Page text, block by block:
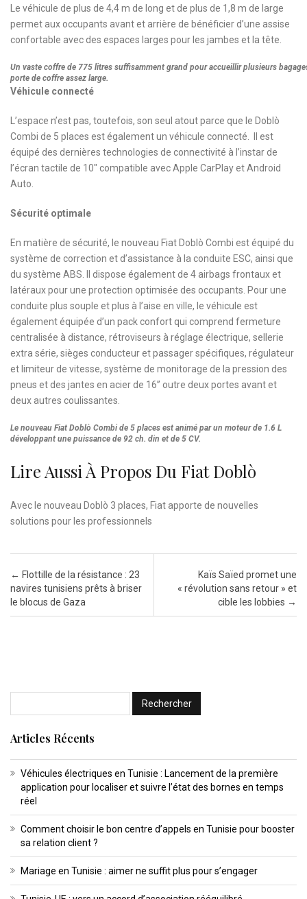
Le véhicule de plus de 4,4 m de long et de plus de 1,8 m de large
permet aux occupants avant et arrière de bénéficier d’une assise
confortable avec des espaces larges pour les jambes et la tête.
Un vaste coffre de 775 litres suffisamment grand pour accueillir plusieurs
porte de coffre assez large.
Véhicule connecté
L’espace n’est pas, toutefois, son seul atout parce que le Doblò
Combi de 5 places est également un véhicule connecté. Il est
équipé des dernières technologies de connectivité à l’instar de
l’écran tactile de 10″ compatible avec Apple CarPlay et Android
Auto.
Sécurité optimale
En matière de sécurité, le nouveau Fiat Doblò Combi est équipé du
système de correction et d’assistance à la conduite ESC, ainsi que
du système ABS. Il dispose également de 4 airbags frontaux et
latéraux pour une protection optimisée des occupants. Pour une
conduite plus souple et plus à l’aise en ville, le véhicule est
également équipée d’un pack confort qui comprend fermeture
centralisée à distance, rétroviseurs à réglage électrique, sellerie
extra série, sièges conducteur et passager spécifiques, régulateur
et limiteur de vitesse, système de monitorage de la pression des
pneus et des jantes en acier de 16’’ outre deux portes avant et
deux autres coulissantes.
Le nouveau Fiat Doblò Combi de 5 places est animé par un moteur de 1.6 L
développant une puissance de 92 ch. din et de 5 CV.
Lire Aussi À Propos Du Fiat Doblò
Avec le nouveau Doblò 3 places, Fiat apporte de nouvelles
solutions pour les professionnels
Post navigation
← Flottille de la résistance : 23
navires tunisiens prêts à briser
le blocus de Gaza
Kaïs Saïed promet une
« révolution sans retour » et
cible les lobbies →
Articles Récents
Véhicules électriques en Tunisie : Lancement de la première
application pour localiser et suivre l’état des bornes en temps
réel
Comment choisir le bon centre d’appels en Tunisie pour booster
sa relation client ?
Mariage en Tunisie : aimer ne suffit plus pour s’engager